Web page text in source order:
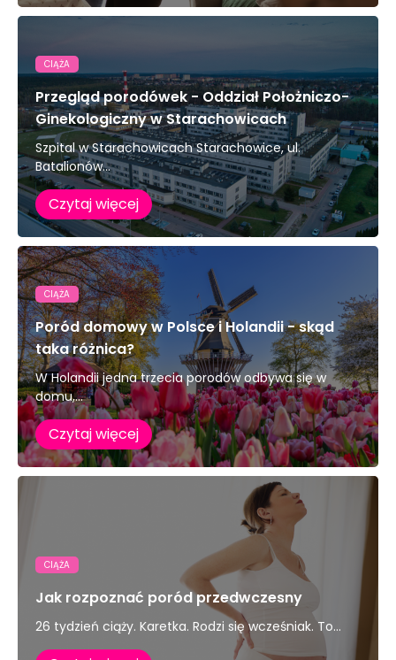
CIĄŻA
Przegląd porodówek - Oddział Położniczo-
Ginekologiczny w Starachowicach
Szpital w Starachowicach Starachowice, ul.
Batalionów...
Czytaj więcej
CIĄŻA
Poród domowy w Polsce i Holandii - skąd
taka różnica?
W Holandii jedna trzecia porodów odbywa się w
domu,...
Czytaj więcej
CIĄŻA
Jak rozpoznać poród przedwczesny
26 tydzień ciąży. Karetka. Rodzi się wcześniak. To...